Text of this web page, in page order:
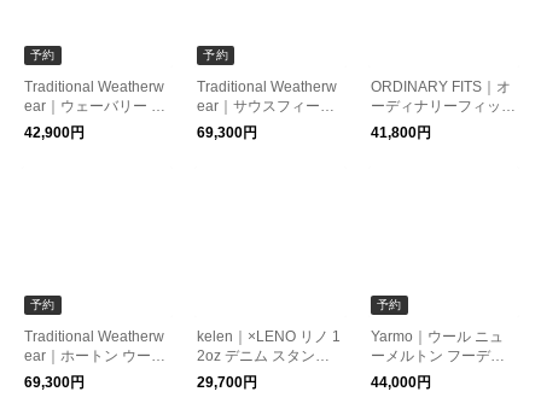
予約
Traditional Weatherw
ear｜ウェーバリー A
ライン ジップ キルテ
ィング ジャケット WA
42,900円
予約
Traditional Weatherw
ear｜サウスフィール
ド 撥水 リバーシブル
ダウン ジャケット SO
69,300円
ORDINARY FITS｜オ
ーディナリーフィッツ
ハチマルデニム ユー
ズド ベルジャケット
41,800円
予約
Traditional Weatherw
ear｜ホートン ウール
メルトン スタンドカ
ラー コート HORTON
69,300円
kelen｜×LENO リノ 1
2oz デニム スタンド
カラー ジャケット BR
ENDA BIG TRUCKER
29,700円
予約
Yarmo｜ウール ニュ
ーメルトン フーディ
ーコート yar-26aw-j1
【2026aw先行受注
44,000円